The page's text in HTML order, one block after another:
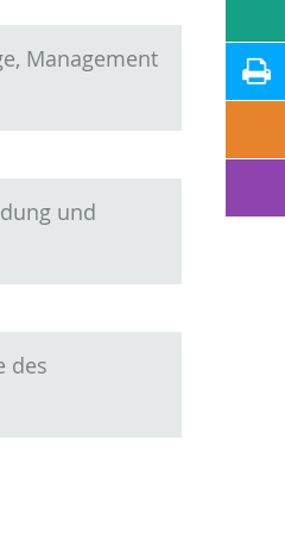
Management
und
des